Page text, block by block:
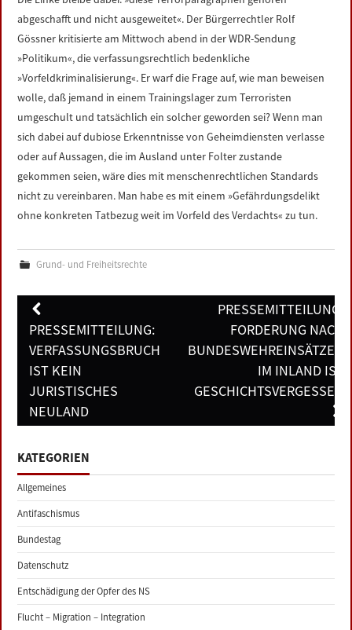
abgeschafft und nicht ausgeweitet«. Der Bürgerrechtler Rolf
Gössner kritisierte am Mittwoch abend in der WDR-Sendung
»Politikum«, die verfassungsrechtlich bedenkliche
»Vorfeldkriminalisierung«. Er warf die Frage auf, wie man beweisen
wolle, daß jemand in einem Trainingslager zum Terroristen
umgeschult und tatsächlich ein solcher geworden sei? Wenn man
sich dabei auf dubiose Erkenntnisse von Geheimdiensten verlasse
oder auf Aussagen, die im Ausland unter Folter zustande
gekommen seien, wäre dies mit menschenrechtlichen Standards
nicht zu vereinbaren. Man habe es mit einem »Gefährdungsdelikt
ohne konkreten Tatbezug weit im Vorfeld des Verdachts« zu tun.
Grund- und Freiheitsrechte
Post
navigation
PRESSEMITTEILUNG:
VERFASSUNGSBRUCH
IST KEIN
JURISTISCHES
NEULAND
PRESSEMITTEILUNG:
FORDERUNG NACH
BUNDESWEHREINSÄTZEN
IM INLAND IST
GESCHICHTSVERGESSEN
KATEGORIEN
Allgemeines
Antifaschismus
Bundestag
Datenschutz
Entschädigung der Opfer des NS
Flucht – Migration – Integration